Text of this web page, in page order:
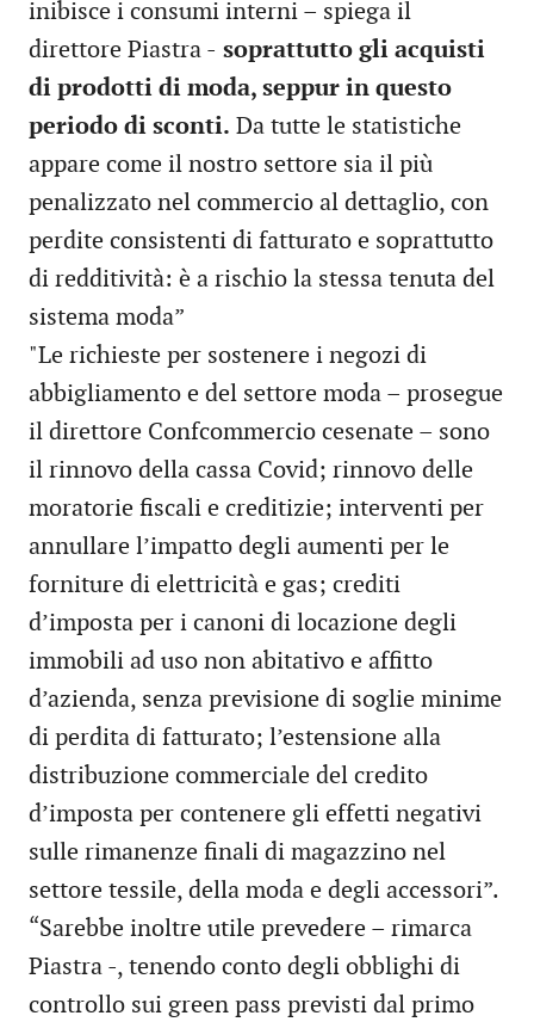
inibisce i consumi interni – spiega il
direttore Piastra - soprattutto gli acquisti
di prodotti di moda, seppur in questo
periodo di sconti. Da tutte le statistiche
appare come il nostro settore sia il più
penalizzato nel commercio al dettaglio, con
perdite consistenti di fatturato e soprattutto
di redditività: è a rischio la stessa tenuta del
sistema moda”
"Le richieste per sostenere i negozi di
abbigliamento e del settore moda – prosegue
il direttore Confcommercio cesenate – sono
il rinnovo della cassa Covid; rinnovo delle
moratorie fiscali e creditizie; interventi per
annullare l’impatto degli aumenti per le
forniture di elettricità e gas; crediti
d’imposta per i canoni di locazione degli
immobili ad uso non abitativo e affitto
d’azienda, senza previsione di soglie minime
di perdita di fatturato; l’estensione alla
distribuzione commerciale del credito
d’imposta per contenere gli effetti negativi
sulle rimanenze finali di magazzino nel
settore tessile, della moda e degli accessori”.
“Sarebbe inoltre utile prevedere – rimarca
Piastra -, tenendo conto degli obblighi di
controllo sui green pass previsti dal primo